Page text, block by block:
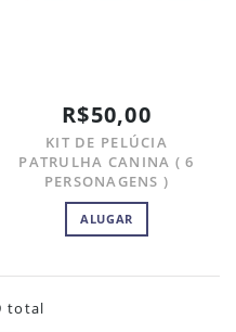
R$50,00
KIT DE PELÚCIA
PATRULHA CANINA ( 6
PERSONAGENS )
ALUGAR
total